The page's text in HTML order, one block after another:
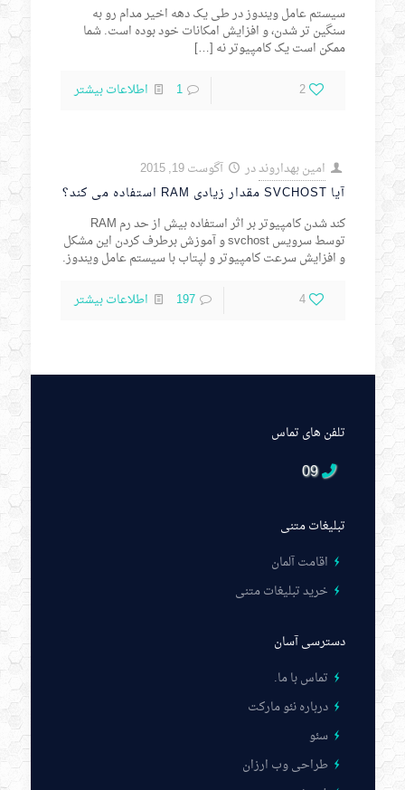
سیستم عامل ویندوز در طی یک دهه اخیر مدام رو به
سنگین تر شدن، و افزایش امکانات خود بوده است. شما
ممکن است یک کامپیوتر نه […]
2
1 اطلاعات بیشتر
امین بهدارونددر
آگوست 19, 2015
آیا SVCHOST مقدار زیادی RAM استفاده می کند؟
کند شدن کامپیوتر بر اثر استفاده بیش از حد رم RAM
توسط سرویس svchost و آموزش برطرف کردن این مشکل
و افزایش سرعت کامپیوتر و لپتاب با سیستم عامل ویندوز.
4
197 اطلاعات بیشتر
تلفن های تماس
09
تبلیغات متنی
اقامت آلمان
خرید تبلیغات متنی
دسترسی آسان
تماس با ما.
درباره نئو مارکت
سئو
طراحی وب ارزان